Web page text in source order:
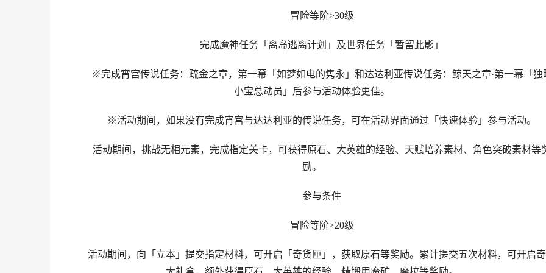
冒险等阶>30级
完成魔神任务「离岛逃离计划」及世界任务「暂留此影」
※完成宵宫传说任务：疏金之章，第一幕「如梦如电的隽永」和达达利亚传说任务：鲸天之章·第一幕「独
小宝总动员」后参与活动体验更佳。
※活动期间，如果没有完成宵宫与达达利亚的传说任务，可在活动界面通过「快速体验」参与活动。
活动期间，挑战无相元素，完成指定关卡，可获得原石、大英雄的经验、天赋培养素材、角色突破素材等
励。
参与条件
冒险等阶>20级
活动期间，向「立本」提交指定材料，可开启「奇货匣」，获取原石等奖励。累计提交五次材料，可开启